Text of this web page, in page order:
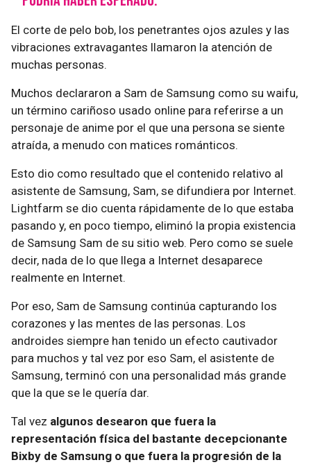
El corte de pelo bob, los penetrantes ojos azules y las
vibraciones extravagantes llamaron la atención de
muchas personas.
Muchos declararon a Sam de Samsung como su waifu,
un término cariñoso usado online para referirse a un
personaje de anime por el que una persona se siente
atraída, a menudo con matices románticos.
Esto dio como resultado que el contenido relativo al
asistente de Samsung, Sam, se difundiera por Internet.
Lightfarm se dio cuenta rápidamente de lo que estaba
pasando y, en poco tiempo, eliminó la propia existencia
de Samsung Sam de su sitio web. Pero como se suele
decir, nada de lo que llega a Internet desaparece
realmente en Internet.
Por eso, Sam de Samsung continúa capturando los
corazones y las mentes de las personas. Los
androides siempre han tenido un efecto cautivador
para muchos y tal vez por eso Sam, el asistente de
Samsung, terminó con una personalidad más grande
que la que se le quería dar.
Tal vez algunos desearon que fuera la
representación física del bastante decepcionante
Bixby de Samsung o que fuera la progresión de la